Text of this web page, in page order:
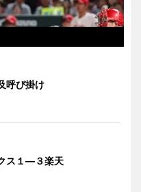
呼び掛け
ス１―３楽天